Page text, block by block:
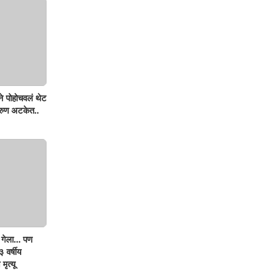
पोहोचवलं थेट
तरुण अटकेत..
गेला... पण
मृत्यू